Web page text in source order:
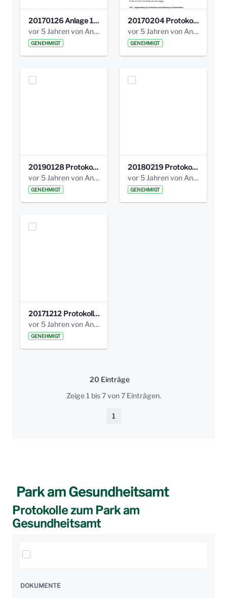
20170126 Anlage 1_Kinderbeteiligung_Olga_Areal_Auswertung.pdf
vor 5 Jahren von Anni Schlumberger
GENEHMIGT
20170204 Protokoll Workshop 2 Promenade Schloßstraße .pdf
vor 5 Jahren von Anni Schlumberger
GENEHMIGT
20190128 Protokoll der Projektgruppe Olgäle.pdf
vor 5 Jahren von Anni Schlumberger
GENEHMIGT
20180219 Protokoll der Projektgruppe Olgaele2012.pdf
vor 5 Jahren von Anni Schlumberger
GENEHMIGT
20171212 Protokoll-Klettergerüst-3b-neu-.pdf
vor 5 Jahren von Anni Schlumberger
GENEHMIGT
20 Einträge
Pro Seite
Zeige 1 bis 7 von 7 Einträgen.
Seite
1
Park am Gesundheitsamt
Protokolle zum Park am
Gesundheitsamt
Elemente auswählen
DOKUMENTE